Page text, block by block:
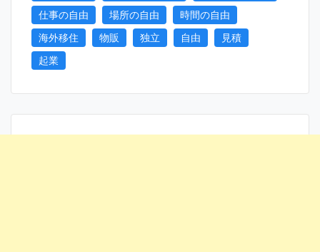
仕事の自由
場所の自由
時間の自由
海外移住
物販 独立 自由
見積
起業